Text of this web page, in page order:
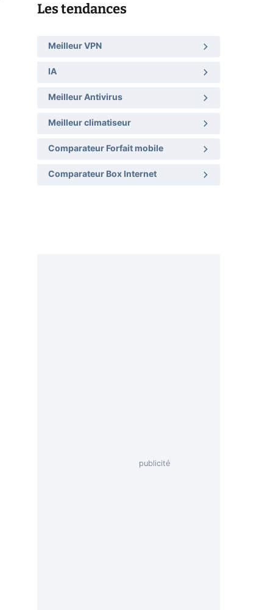
Les tendances
Meilleur VPN
IA
Meilleur Antivirus
Meilleur climatiseur
Comparateur Forfait mobile
Comparateur Box Internet